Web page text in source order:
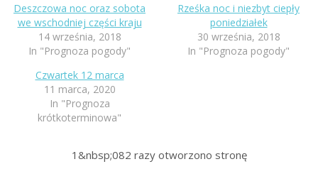
Deszczowa noc oraz sobota
we wschodniej części kraju
14 września, 2018
In "Prognoza pogody"
Rześka noc i niezbyt ciepły
poniedziałek
30 września, 2018
In "Prognoza pogody"
Czwartek 12 marca
11 marca, 2020
In "Prognoza
krótkoterminowa"
1&nbsp;082 razy otworzono stronę